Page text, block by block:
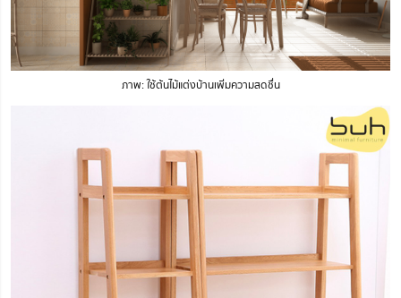
ภาพ: ใช้ต้นไม้แต่งบ้านเพิ่มความสดชื่น